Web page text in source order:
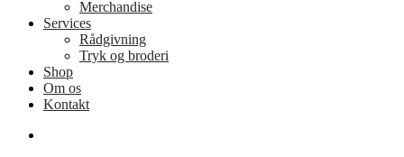
Merchandise
Services
Rådgivning
Tryk og broderi
Shop
Om os
Kontakt